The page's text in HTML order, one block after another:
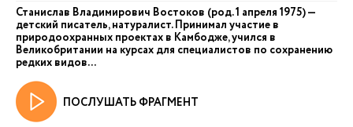
Станислав Владимирович Востоков (род. 1 апреля 1975) —
детский писатель, натуралист. Принимал участие в
природоохранных проектах в Камбодже, учился в
Великобритании на курсах для специалистов по сохранению
редких видов...
ПОСЛУШАТЬ ФРАГМЕНТ